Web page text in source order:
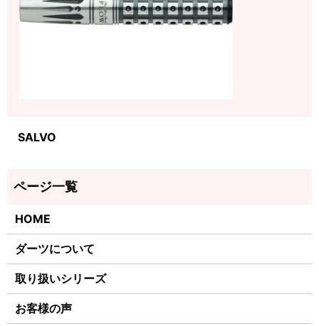
SALVO
HOME
ダーツについて
取り扱いシリーズ
お客様の声